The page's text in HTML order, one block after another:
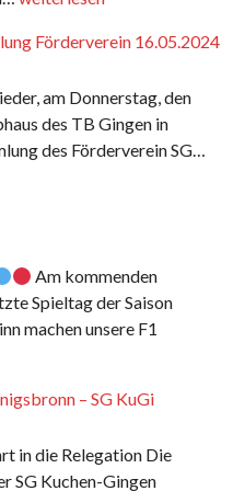
Förderverein 16.05.2024
am Donnerstag, den
des TB Gingen in
des Förderverein SG…
Am kommenden
Spieltag der Saison
machen unsere F1
– SG KuGi
in die Relegation Die
SG Kuchen-Gingen